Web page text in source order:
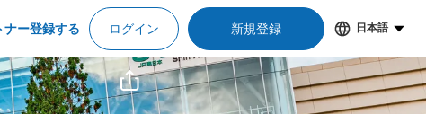
ナー登録する ログイン 新規登録 日本語